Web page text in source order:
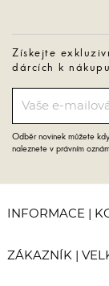
Získejte
dárcích k
Odběr novinek můžete
naleznete v právním
INFORMACE |
ZÁKAZNÍK |